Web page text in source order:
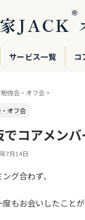
JACK®
サービス一覧 コ
勉強会・オフ会 >
オフ会
でコアメン
7月14日
グ合わず、
度もお会いしたこと